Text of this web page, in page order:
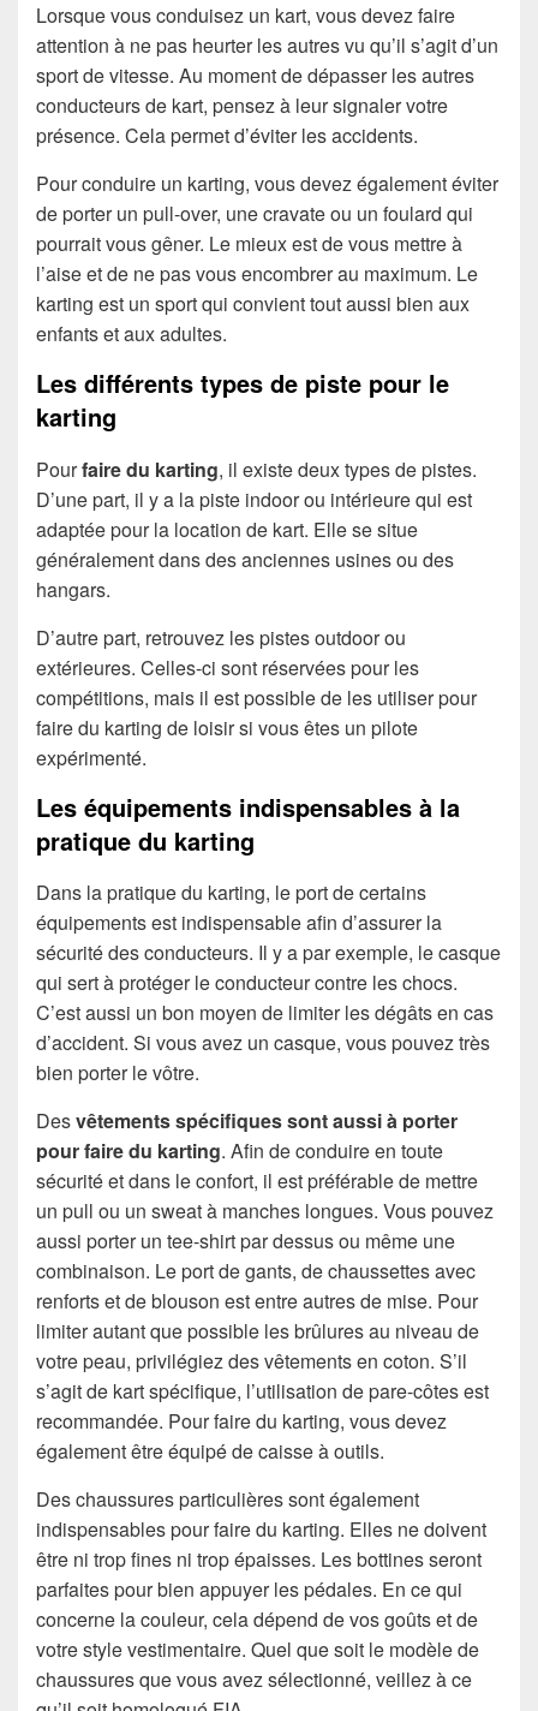
Lorsque vous conduisez un kart, vous devez faire
attention à ne pas heurter les autres vu qu’il s’agit d’un
sport de vitesse. Au moment de dépasser les autres
conducteurs de kart, pensez à leur signaler votre
présence. Cela permet d’éviter les accidents.
Pour conduire un karting, vous devez également éviter
de porter un pull-over, une cravate ou un foulard qui
pourrait vous gêner. Le mieux est de vous mettre à
l’aise et de ne pas vous encombrer au maximum. Le
karting est un sport qui convient tout aussi bien aux
enfants et aux adultes.
Les différents types de piste pour le
karting
Pourfaire du karting, il existe deux types de pistes.
D’une part, il y a la piste indoor ou intérieure qui est
adaptée pour la location de kart. Elle se situe
généralement dans des anciennes usines ou des
hangars.
D’autre part, retrouvez les pistes outdoor ou
extérieures. Celles-ci sont réservées pour les
compétitions, mais il est possible de les utiliser pour
faire du karting de loisir si vous êtes un pilote
expérimenté.
Les équipements indispensables à la
pratique du karting
Dans la pratique du karting, le port de certains
équipements est indispensable afin d’assurer la
sécurité des conducteurs. Il y a par exemple, le casque
qui sert à protéger le conducteur contre les chocs.
C’est aussi un bon moyen de limiter les dégâts en cas
d’accident. Si vous avez un casque, vous pouvez très
bien porter le vôtre.
Desvêtements spécifiques sont aussi à porter
pour faire du karting. Afin de conduire en toute
sécurité et dans le confort, il est préférable de mettre
un pull ou un sweat à manches longues. Vous pouvez
aussi porter un tee-shirt par dessus ou même une
combinaison. Le port de gants, de chaussettes avec
renforts et de blouson est entre autres de mise. Pour
limiter autant que possible les brûlures au niveau de
votre peau, privilégiez des vêtements en coton. S’il
s’agit de kart spécifique, l’utilisation de pare-côtes est
recommandée. Pour faire du karting, vous devez
également être équipé de caisse à outils.
Des chaussures particulières sont également
indispensables pour faire du karting. Elles ne doivent
être ni trop fines ni trop épaisses. Les bottines seront
parfaites pour bien appuyer les pédales. En ce qui
concerne la couleur, cela dépend de vos goûts et de
votre style vestimentaire. Quel que soit le modèle de
chaussures que vous avez sélectionné, veillez à ce